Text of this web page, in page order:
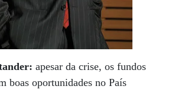
apesar da crise, os fundos
boas oportunidades no País